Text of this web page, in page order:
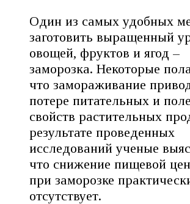
Один из самых удобных
заготовить выращенный
овощей, фруктов и ягод –
заморозка. Некоторые
что замораживание
потере питательных и
свойств растительных
результате проведенных
исследований ученые
что снижение пищевой
при заморозке
отсутствует.